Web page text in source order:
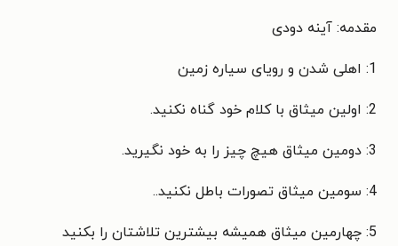
مقدمه: آینه دودى
1: اهلى شدن و رویاى سیاره زمین
2: اولین میثاق با کلام خود گناه نکنید.
3: دومین میثاق هیچ چیز را به خود نگیرید.
4: سومین میثاق تصورات باطل نکنید..
5: چهارمین میثاق همیشه بیشترین تلاشتان را بکنید